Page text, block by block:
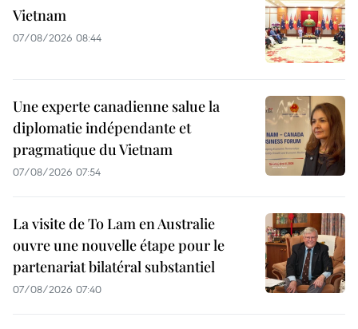
Vietnam
07/08/2026 08:44
Une experte canadienne salue la
diplomatie indépendante et
pragmatique du Vietnam
07/08/2026 07:54
La visite de To Lam en Australie
ouvre une nouvelle étape pour le
partenariat bilatéral substantiel
07/08/2026 07:40